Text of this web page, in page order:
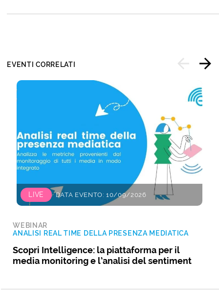
EVENTI CORRELATI
LIVE DATA EVENTO: 10/09/2026
WEBINAR
ANALISI REAL TIME DELLA PRESENZA MEDIATICA
Scopri Intelligence: la piattaforma per il
media monitoring e l’analisi del sentiment